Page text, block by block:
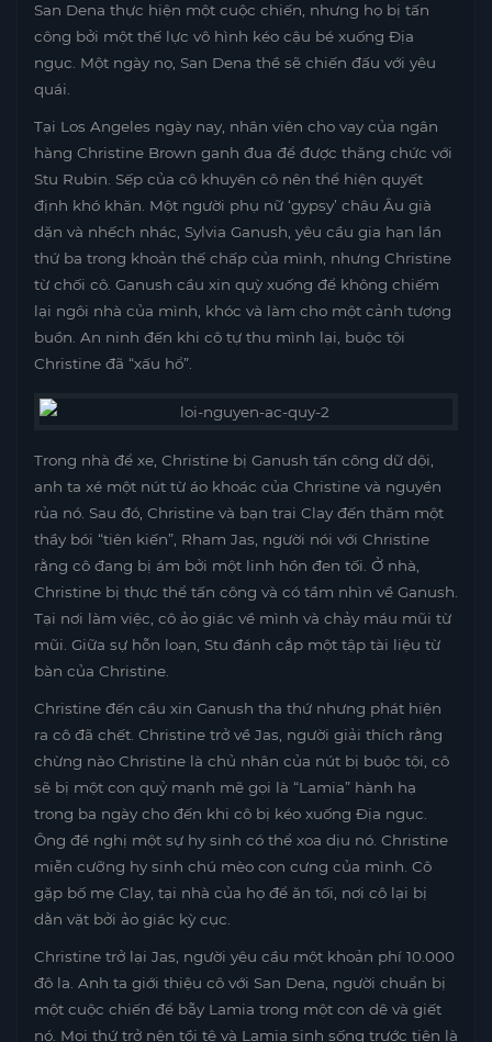
San Dena thực hiện một cuộc chiến, nhưng họ bị tấn
công bởi một thế lực vô hình kéo cậu bé xuống Địa
ngục. Một ngày nọ, San Dena thề sẽ chiến đấu với yêu
quái.
Tại Los Angeles ngày nay, nhân viên cho vay của ngân
hàng Christine Brown ganh đua để được thăng chức với
Stu Rubin. Sếp của cô khuyên cô nên thể hiện quyết
định khó khăn. Một người phụ nữ ‘gypsy’ châu Âu già
dặn và nhếch nhác, Sylvia Ganush, yêu cầu gia hạn lần
thứ ba trong khoản thế chấp của mình, nhưng Christine
từ chối cô. Ganush cầu xin quỳ xuống để không chiếm
lại ngôi nhà của mình, khóc và làm cho một cảnh tượng
buồn. An ninh đến khi cô tự thu mình lại, buộc tội
Christine đã “xấu hổ”.
Trong nhà để xe, Christine bị Ganush tấn công dữ dội,
anh ta xé một nút từ áo khoác của Christine và nguyền
rủa nó. Sau đó, Christine và bạn trai Clay đến thăm một
thầy bói “tiên kiến”, Rham Jas, người nói với Christine
rằng cô đang bị ám bởi một linh hồn đen tối. Ở nhà,
Christine bị thực thể tấn công và có tầm nhìn về Ganush.
Tại nơi làm việc, cô ảo giác về mình và chảy máu mũi từ
mũi. Giữa sự hỗn loạn, Stu đánh cắp một tập tài liệu từ
bàn của Christine.
Christine đến cầu xin Ganush tha thứ nhưng phát hiện
ra cô đã chết. Christine trở về Jas, người giải thích rằng
chừng nào Christine là chủ nhân của nút bị buộc tội, cô
sẽ bị một con quỷ mạnh mẽ gọi là “Lamia” hành hạ
trong ba ngày cho đến khi cô bị kéo xuống Địa ngục.
Ông đề nghị một sự hy sinh có thể xoa dịu nó. Christine
miễn cưỡng hy sinh chú mèo con cưng của mình. Cô
gặp bố mẹ Clay, tại nhà của họ để ăn tối, nơi cô lại bị
dằn vặt bởi ảo giác kỳ cục.
Christine trở lại Jas, người yêu cầu một khoản phí 10.000
đô la. Anh ta giới thiệu cô với San Dena, người chuẩn bị
một cuộc chiến để bẫy Lamia trong một con dê và giết
nó. Mọi thứ trở nên tồi tệ và Lamia sinh sống trước tiên là